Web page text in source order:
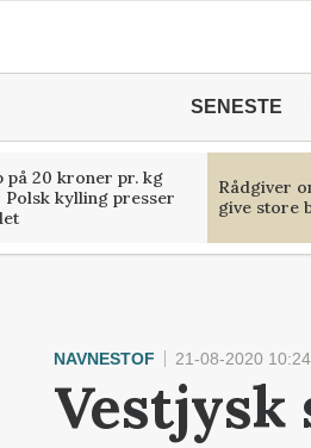
SENESTE
på 20 kroner pr. kg
Polsk kylling presser
Rådgiver
give store
NAVNESTOF 21-08-2020 10:24
Vestjysk